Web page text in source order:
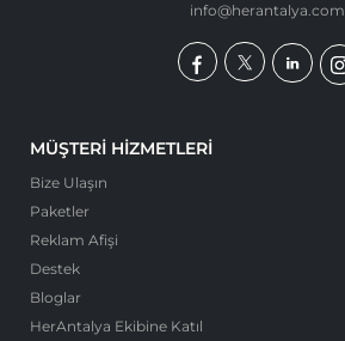
info@herantalya.com
MÜŞTERI HIZMETLERI
Bize Ulaşın
Paketler
Reklam Afişi
Destek
Bloglar
HerAntalya Ekibine Katıl